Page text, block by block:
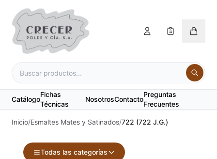
Catálogo
Fichas
Técnicas
NosotrosContacto
Preguntas
Frecuentes
Inicio/Esmaltes Mates y Satinados/722 (722 J.G.)
Todas las categorías